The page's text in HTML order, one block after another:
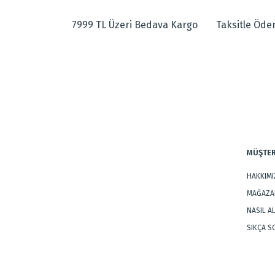
Doğal kök boya ile renklendirilmiş, doğal yünden
Ürün resmi kalitesiz, bozuk veya görüntülenemiyor.
7999 TL Üzeri Bedava Kargo Taksitle
NASIL
SIKÇA